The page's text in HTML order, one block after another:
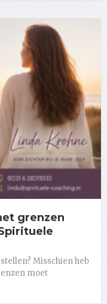
grenzen
Misschien heb
moet